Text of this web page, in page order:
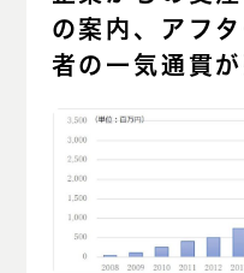
の案内、アフ
者の一気通貫